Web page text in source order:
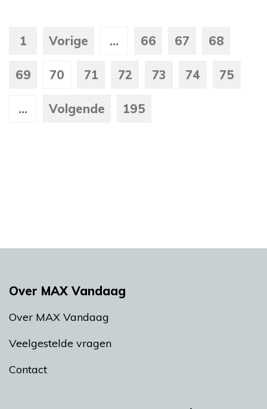
1 Vorige ... 66 67 68
69 70 71 72 73 74 75
... Volgende 195
Over MAX Vandaag
Over MAX Vandaag
Veelgestelde vragen
Contact